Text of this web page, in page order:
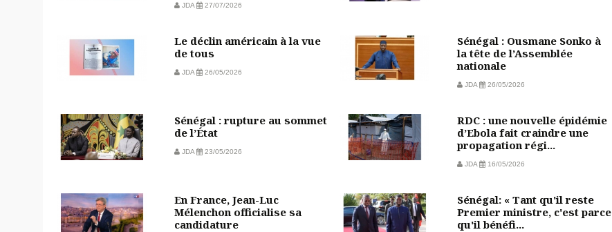
JDA 27/07/2026
Le déclin américain à la vue
de tous
JDA 26/05/2026
Sénégal : Ousmane Sonko à
la tête de l’Assemblée
nationale
JDA 26/05/2026
Sénégal : rupture au sommet
de l’État
JDA 23/05/2026
RDC : une nouvelle épidémie
d’Ebola fait craindre une
propagation régi...
JDA 16/05/2026
En France, Jean-Luc
Mélenchon officialise sa
candidature
Sénégal: « Tant qu'il reste
Premier ministre, c'est parce
qu'il bénéfi...